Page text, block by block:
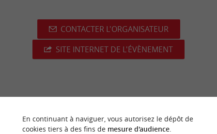
CONTACTER L'ORGANISATEUR
SITE INTERNET DE L'ÉVÈNEMENT
Source :Evènement proposé par un internaute
En continuant à naviguer, vous autorisez le dépôt de
cookies tiers à des fins de mesure d'audience.